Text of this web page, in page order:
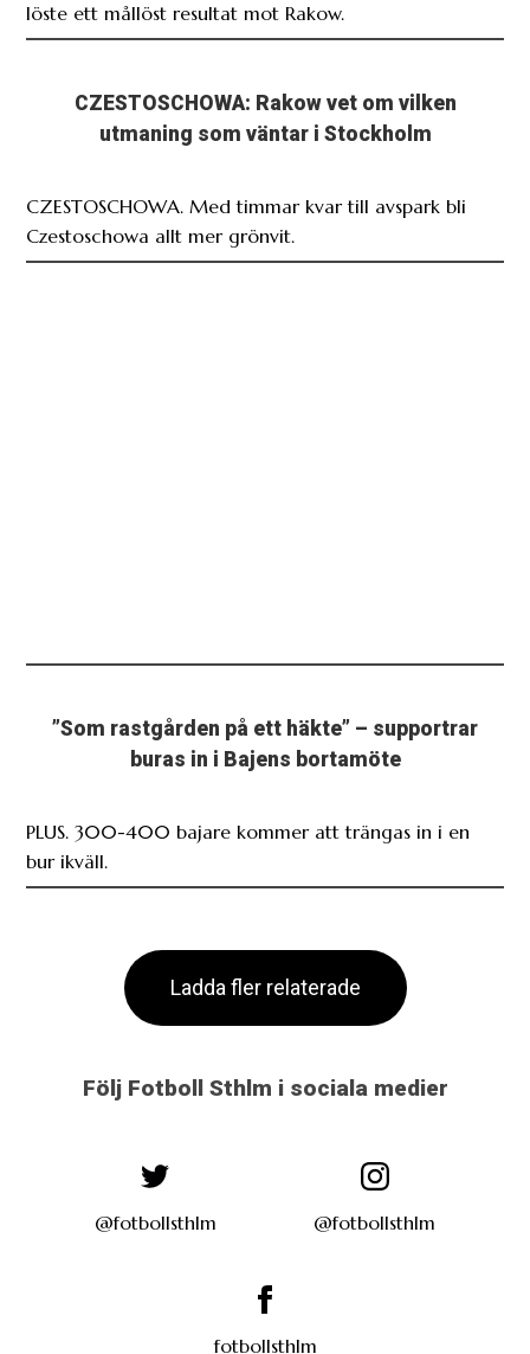
löste ett mållöst resultat mot Rakow.
CZESTOSCHOWA: Rakow vet om vilken
utmaning som väntar i Stockholm
CZESTOSCHOWA. Med timmar kvar till avspark bli
Czestoschowa allt mer grönvit.
”Som rastgården på ett häkte” – supportrar
buras in i Bajens bortamöte
PLUS. 300-400 bajare kommer att trängas in i en
bur ikväll.
Ladda fler relaterade
Följ Fotboll Sthlm i sociala medier
@fotbollsthlm @fotbollsthlm
fotbollsthlm